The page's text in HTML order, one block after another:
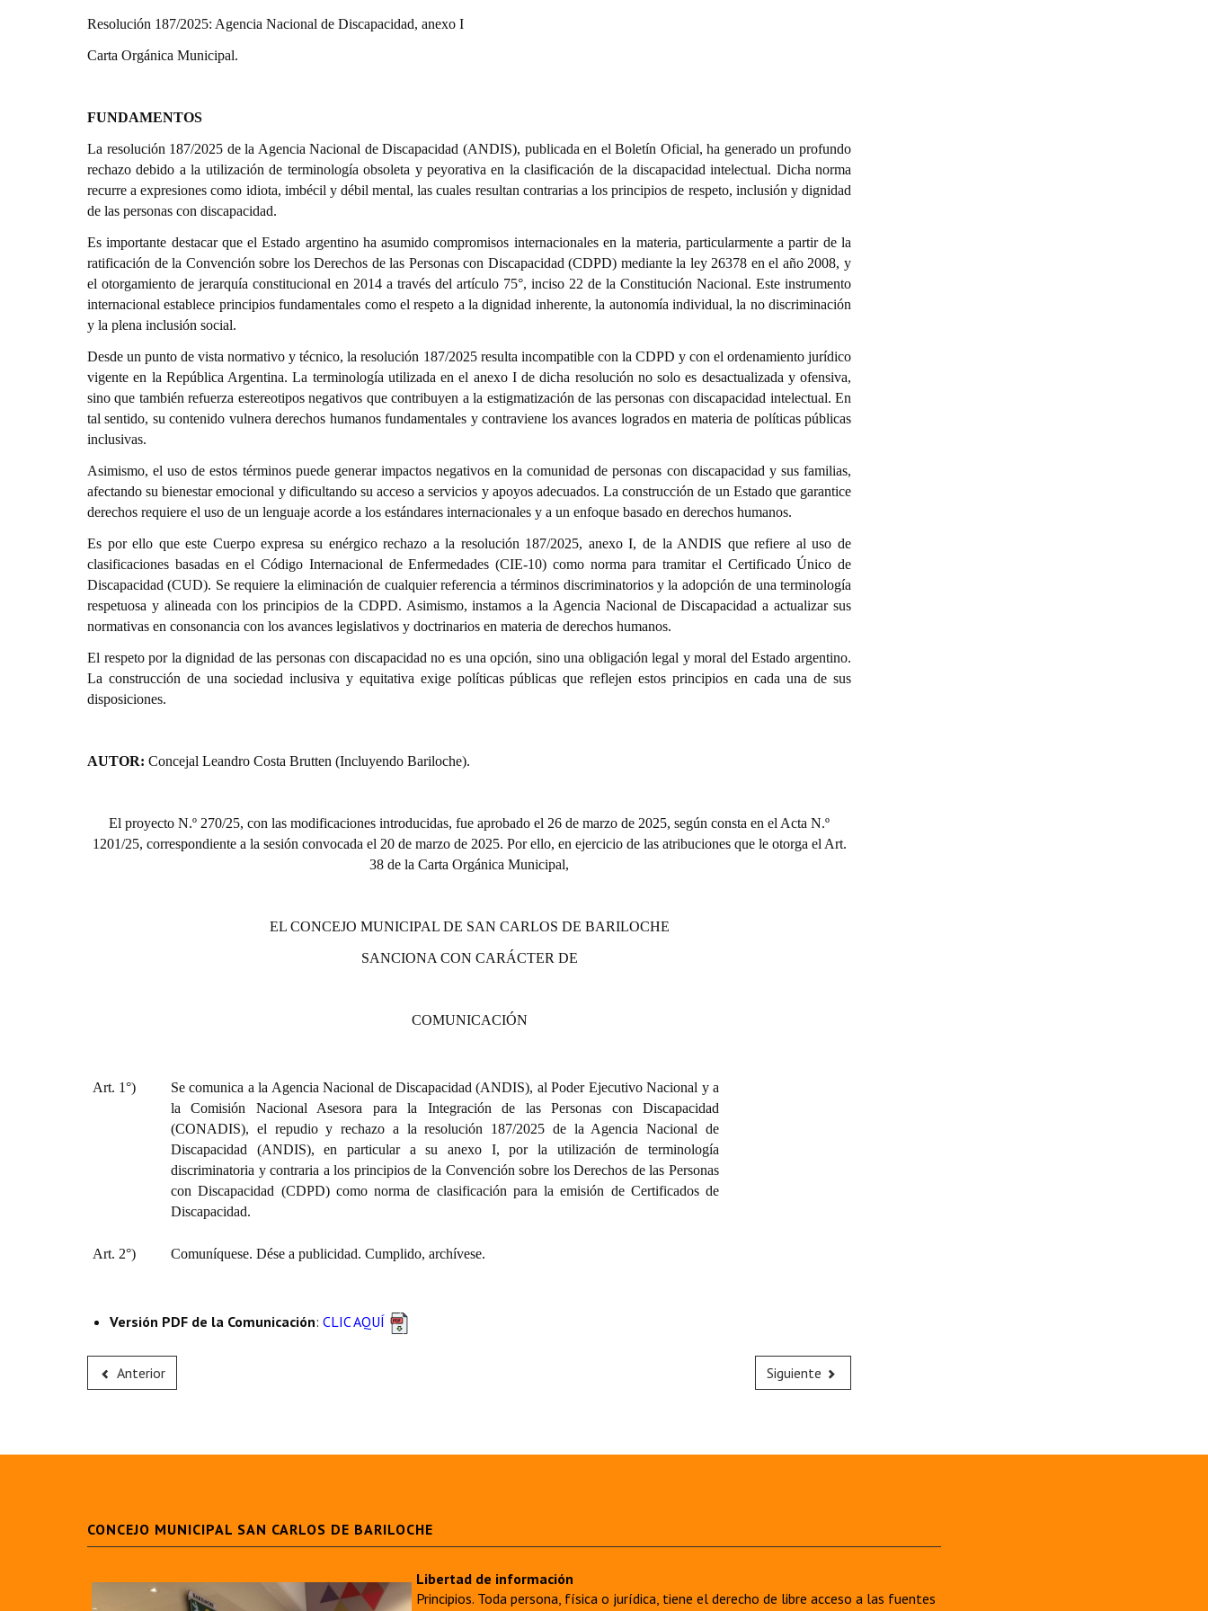
Resolución 187/2025: Agencia Nacional de Discapacidad, anexo I
Carta Orgánica Municipal.
FUNDAMENTOS
La resolución 187/2025 de la Agencia Nacional de Discapacidad (ANDIS), publicada en el Boletín Oficial, ha generado un profundo
rechazo debido a la utilización de terminología obsoleta y peyorativa en la clasificación de la discapacidad intelectual. Dicha norma
recurre a expresiones como idiota, imbécil y débil mental, las cuales resultan contrarias a los principios de respeto, inclusión y dignidad
de las personas con discapacidad.
Es importante destacar que el Estado argentino ha asumido compromisos internacionales en la materia, particularmente a partir de la
ratificación de la Convención sobre los Derechos de las Personas con Discapacidad (CDPD) mediante la ley 26378 en el año 2008, y
el otorgamiento de jerarquía constitucional en 2014 a través del artículo 75°, inciso 22 de la Constitución Nacional. Este instrumento
internacional establece principios fundamentales como el respeto a la dignidad inherente, la autonomía individual, la no discriminación
y la plena inclusión social.
Desde un punto de vista normativo y técnico, la resolución 187/2025 resulta incompatible con la CDPD y con el ordenamiento jurídico
vigente en la República Argentina. La terminología utilizada en el anexo I de dicha resolución no solo es desactualizada y ofensiva,
sino que también refuerza estereotipos negativos que contribuyen a la estigmatización de las personas con discapacidad intelectual. En
tal sentido, su contenido vulnera derechos humanos fundamentales y contraviene los avances logrados en materia de políticas públicas
inclusivas.
Asimismo, el uso de estos términos puede generar impactos negativos en la comunidad de personas con discapacidad y sus familias,
afectando su bienestar emocional y dificultando su acceso a servicios y apoyos adecuados. La construcción de un Estado que garantice
derechos requiere el uso de un lenguaje acorde a los estándares internacionales y a un enfoque basado en derechos humanos.
Es por ello que este Cuerpo expresa su enérgico rechazo a la resolución 187/2025, anexo I, de la ANDIS que refiere al uso de
clasificaciones basadas en el Código Internacional de Enfermedades (CIE-10) como norma para tramitar el Certificado Único de
Discapacidad (CUD). Se requiere la eliminación de cualquier referencia a términos discriminatorios y la adopción de una terminología
respetuosa y alineada con los principios de la CDPD. Asimismo, instamos a la Agencia Nacional de Discapacidad a actualizar sus
normativas en consonancia con los avances legislativos y doctrinarios en materia de derechos humanos.
El respeto por la dignidad de las personas con discapacidad no es una opción, sino una obligación legal y moral del Estado argentino.
La construcción de una sociedad inclusiva y equitativa exige políticas públicas que reflejen estos principios en cada una de sus
disposiciones.
AUTOR: Concejal Leandro Costa Brutten (Incluyendo Bariloche).
El proyecto N.º 270/25, con las modificaciones introducidas, fue aprobado el 26 de marzo de 2025, según consta en el Acta N.º
1201/25, correspondiente a la sesión convocada el 20 de marzo de 2025. Por ello, en ejercicio de las atribuciones que le otorga el Art.
38 de la Carta Orgánica Municipal,
EL CONCEJO MUNICIPAL DE SAN CARLOS DE BARILOCHE
SANCIONA CON CARÁCTER DE
COMUNICACIÓN
Art. 1°)
Se comunica a la Agencia Nacional de Discapacidad (ANDIS), al Poder Ejecutivo Nacional y a
la Comisión Nacional Asesora para la Integración de las Personas con Discapacidad
(CONADIS), el repudio y rechazo a la resolución 187/2025 de la Agencia Nacional de
Discapacidad (ANDIS), en particular a su anexo I, por la utilización de terminología
discriminatoria y contraria a los principios de la Convención sobre los Derechos de las Personas
con Discapacidad (CDPD) como norma de clasificación para la emisión de Certificados de
Discapacidad.
Art. 2°) Comuníquese. Dése a publicidad. Cumplido, archívese.
Versión PDF de la Comunicación: CLIC AQUÍ
Anterior Siguiente
CONCEJO MUNICIPAL SAN CARLOS DE BARILOCHE
Libertad de información
Principios. Toda persona, física o jurídica, tiene el derecho de libre acceso a las fuentes